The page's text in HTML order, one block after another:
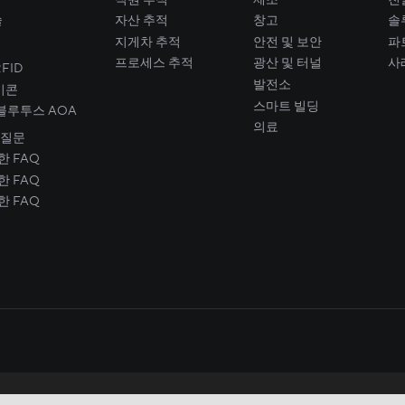
콘
루투스 AOA
문
FAQ
FAQ
FAQ
자산 추적
지게차 추적
프로세스 추적
창고
안전 및 보안
광산 및 터널
발전소
스마트 빌딩
의료
솔
파
사